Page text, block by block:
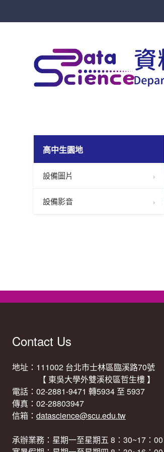
高中生園地
設備圖片
設備影音
Contact Us
地址：111002 台北市士林區臨溪路70號
【 東吳大學外雙溪校區哲生樓 】
電話：02-2881-9471 轉5934 至 5937
傳真：02-28803947
信箱： datascience@scu.edu.tw
承辦業務：星期一至星期五 8：30~17：00